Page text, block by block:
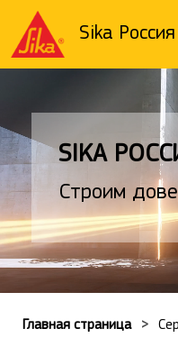
Sika
SIKA
Строим
Главная страница